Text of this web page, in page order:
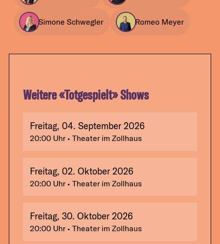
Simone Schwegler Romeo Meyer
Weitere «Totgespielt» Shows
Freitag, 04. September 2026
20:00Uhr• Theater im Zollhaus
Freitag, 02. Oktober 2026
20:00Uhr• Theater im Zollhaus
Freitag, 30. Oktober 2026
20:00Uhr• Theater im Zollhaus